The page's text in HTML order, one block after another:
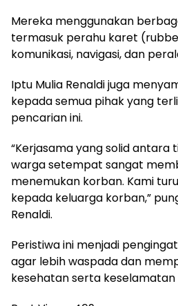
Mereka menggunakan
termasuk perahu karet
komunikasi, navigasi, dan
Iptu Mulia Renaldi juga
kepada semua pihak yang
pencarian ini.
“Kerjasama yang solid antara
warga setempat sangat
menemukan korban. Kami
kepada keluarga korban,”
Renaldi.
Peristiwa ini menjadi
agar lebih waspada dan
kesehatan serta